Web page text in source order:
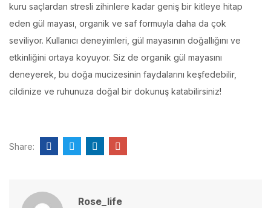
kuru saçlardan stresli zihinlere kadar geniş bir kitleye hitap
eden gül mayası, organik ve saf formuyla daha da çok
seviliyor. Kullanıcı deneyimleri, gül mayasının doğallığını ve
etkinliğini ortaya koyuyor. Siz de organik gül mayasını
deneyerek, bu doğa mucizesinin faydalarını keşfedebilir,
cildinize ve ruhunuza doğal bir dokunuş katabilirsiniz!
Share:
Rose_life